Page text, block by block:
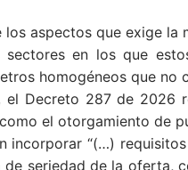
aspectos que exige
en los que
homogéneos que
el Decreto 287 de
el otorgamiento de
incorporar “(…)
seriedad de la oferta,